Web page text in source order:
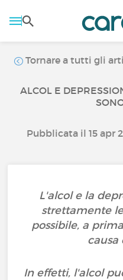
Tornare a tutti gli
ALCOL E
Pubblicata il 15 apr
L'alcol e la
strettamente
possibile, a
causa
In effetti, l'alcol